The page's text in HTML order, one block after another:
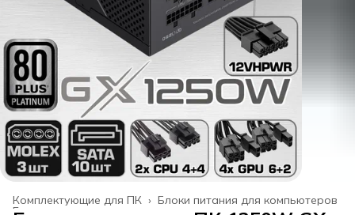
Блоки питания для компьютеров
Комплектующие для ПК ›
Главная